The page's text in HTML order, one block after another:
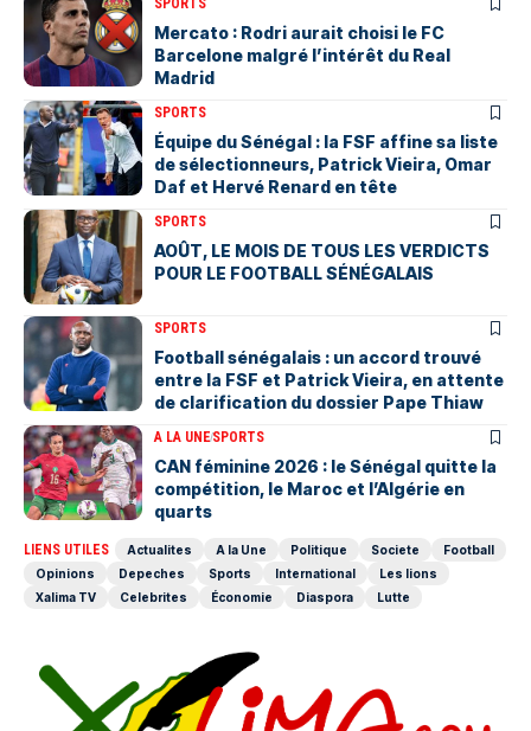
SPORTS
Mercato : Rodri aurait choisi le FC
Barcelone malgré l’intérêt du Real
Madrid
SPORTS
Équipe du Sénégal : la FSF affine sa liste
de sélectionneurs, Patrick Vieira, Omar
Daf et Hervé Renard en tête
SPORTS
AOÛT, LE MOIS DE TOUS LES VERDICTS
POUR LE FOOTBALL SÉNÉGALAIS
SPORTS
Football sénégalais : un accord trouvé
entre la FSF et Patrick Vieira, en attente
de clarification du dossier Pape Thiaw
A LA UNESPORTS
‎CAN féminine 2026 : le Sénégal quitte la
compétition, le Maroc et l’Algérie en
quarts
LIENS UTILES Actualites A la Une Politique Societe
Football
Opinions
Depeches Sports International
Les lions
Xalima TV
Celebrites Économie Diaspora Lutte